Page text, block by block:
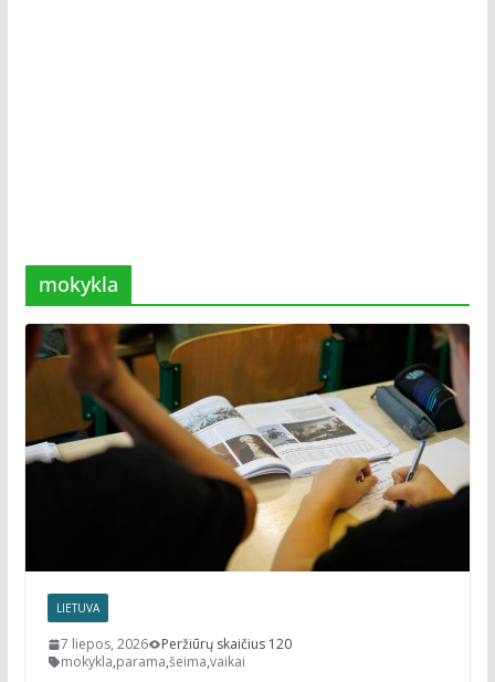
mokykla
LIETUVA
7 liepos, 2026
Peržiūrų skaičius 120
mokykla,parama,šeima,vaikai